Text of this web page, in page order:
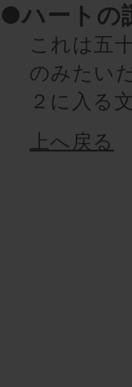
●ハートの
これは五
のみたいだ
２に入る
上へ戻る